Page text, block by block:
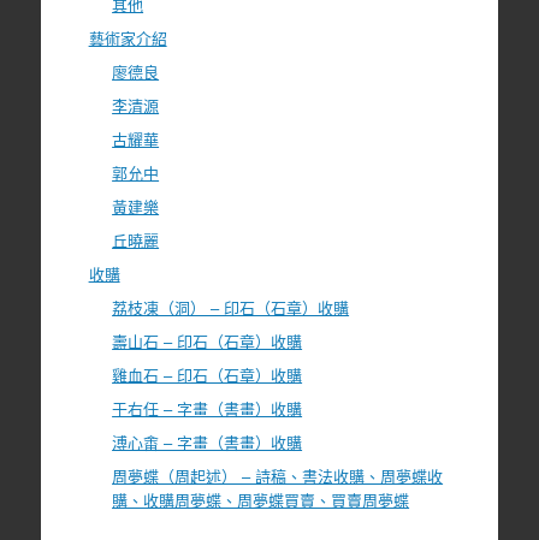
藝術家介紹
廖德良
李清源
古耀華
郭允中
黃建樂
丘曉麗
收購
荔枝凍（洞） – 印石（石章）收購
壽山石 – 印石（石章）收購
雞血石 – 印石（石章）收購
于右任 – 字畫（書畫）收購
溥心畬 – 字畫（書畫）收購
周夢蝶（周起述） – 詩稿、書法收購、周夢蝶收
購、收購周夢蝶、周夢蝶買賣、買賣周夢蝶